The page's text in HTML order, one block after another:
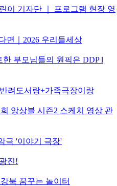
이 기자단 ｜ 프로그램 현장 영
면｜2026 우리들세상
부모님들의 원픽은 DDP l
려도서랑+가족극장이랑
앙상블 시즌2 스케치 영상 관
극 '이야기 극장'
진!
북 꿈꾸는 놀이터